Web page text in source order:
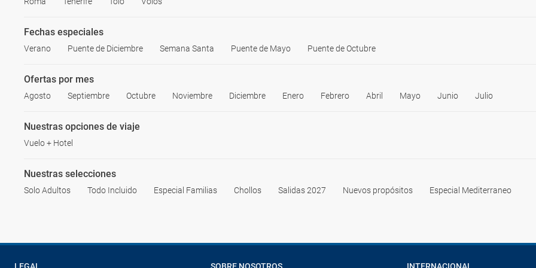
Fechas especiales
Verano Puente de Diciembre Semana Santa Puente de Mayo Puente de Octubre
Ofertas por mes
Agosto Septiembre Octubre Noviembre Diciembre Enero Febrero Abril Mayo Junio Julio
Nuestras opciones de viaje
Vuelo + Hotel
Nuestras selecciones
Solo Adultos Todo Incluido Especial Familias Chollos Salidas 2027 Nuevos propósitos Especial Mediterraneo